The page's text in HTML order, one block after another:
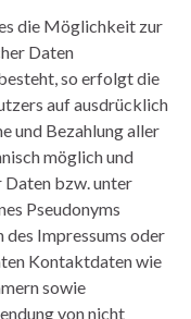
die Möglichkeit zur
Daten
so erfolgt die
auf ausdrücklich
und Bezahlung aller
möglich und
Daten bzw. unter
Pseudonyms
Impressums oder
Kontaktdaten wie
sowie
von nicht